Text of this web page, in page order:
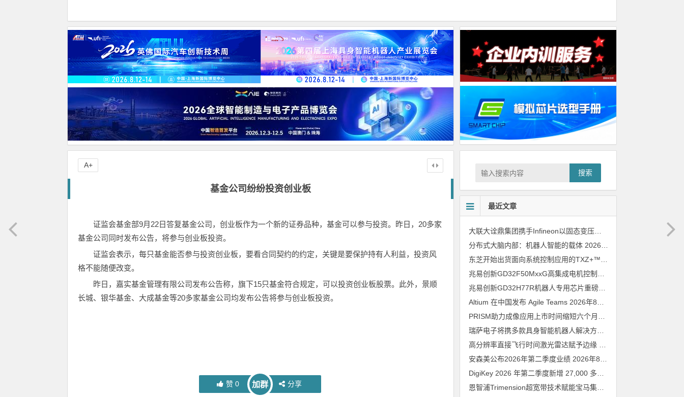
基金公司纷纷投资创业板
证监会基金部9月22日答复基金公司，创业板作为一个新的证券品种，基金可以参与投资。昨日，20多家
基金公司同时发布公告，将参与创业板投资。
证监会表示，每只基金能否参与投资创业板，要看合同契约的约定，关键是要保护持有人利益，投资风
格不能随便改变。
昨日，嘉实基金管理有限公司发布公告称，旗下15只基金符合规定，可以投资创业板股票。此外，景顺
长城、银华基金、大成基金等20多家基金公司均发布公告将参与创业板投资。
赞0 加群 分享
A+
搜索
最近文章
大联大诠鼎集团携手Infineon以固态变压器重构配电效率新标杆
分布式大脑内部：机器人智能的载体 2026年8月6日
兆易创新GD32H77R机器人专用芯片重磅亮相，精准赋能伺服驱动与关节控制
Altium 在中国发布 Agile Teams 2026年8月6日
安森美公布2026年第二季度业绩 2026年8月6日
恩智浦Trimension超宽带技术赋能宝马集团Digital Key Plus及生命体存在检测功能